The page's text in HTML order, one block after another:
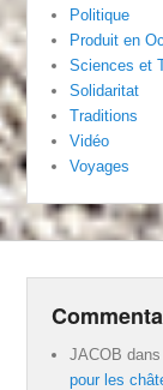
Politique
Produit en
Sciences et
Solidaritat
Traditions
Vidéo
Voyages
JACOB
pour les